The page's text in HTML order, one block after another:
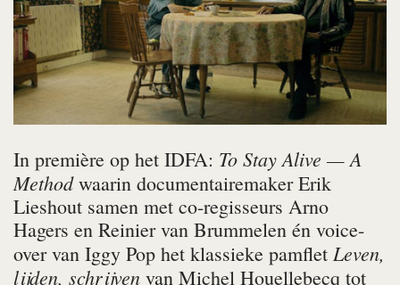
In première op het IDFA: To Stay Alive — A
Methodwaarin documentairemaker Erik
Lieshout samen met co-regisseurs Arno
Hagers en Reinier van Brummelen én voice-
over van Iggy Pop het klassieke pamflet Leven,
lijden, schrijven van Michel Houellebecq tot